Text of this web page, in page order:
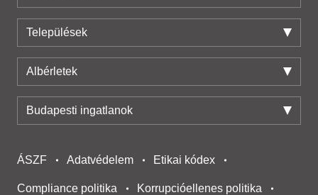
Települések
Albérletek
Budapesti ingatlanok
ÁSZF Adatvédelem Etikai kódex
Compliance politika Korrupcióellenes politika